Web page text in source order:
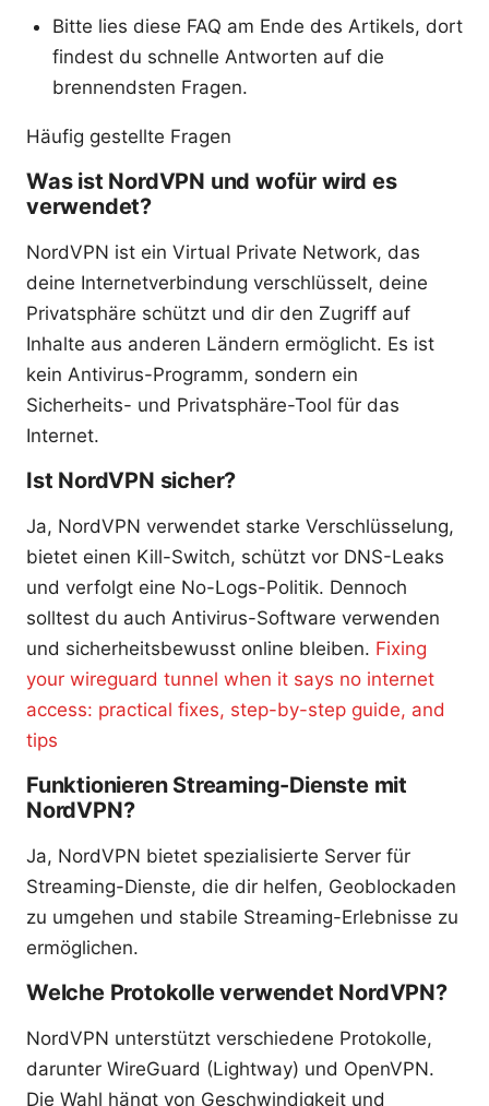
Bitte lies diese FAQ am Ende des Artikels, dort
findest du schnelle Antworten auf die
brennendsten Fragen.
Häufig gestellte Fragen
Was ist NordVPN und wofür wird es
verwendet?
NordVPN ist ein Virtual Private Network, das
deine Internetverbindung verschlüsselt, deine
Privatsphäre schützt und dir den Zugriff auf
Inhalte aus anderen Ländern ermöglicht. Es ist
kein Antivirus-Programm, sondern ein
Sicherheits- und Privatsphäre-Tool für das
Internet.
Ist NordVPN sicher?
Ja, NordVPN verwendet starke Verschlüsselung,
bietet einen Kill-Switch, schützt vor DNS-Leaks
und verfolgt eine No-Logs-Politik. Dennoch
solltest du auch Antivirus-Software verwenden
und sicherheitsbewusst online bleiben. Fixing
your wireguard tunnel when it says no internet
access: practical fixes, step-by-step guide, and
tips
Funktionieren Streaming-Dienste mit
NordVPN?
Ja, NordVPN bietet spezialisierte Server für
Streaming-Dienste, die dir helfen, Geoblockaden
zu umgehen und stabile Streaming-Erlebnisse zu
ermöglichen.
Welche Protokolle verwendet NordVPN?
NordVPN unterstützt verschiedene Protokolle,
darunter WireGuard (Lightway) und OpenVPN.
Die Wahl hängt von Geschwindigkeit und